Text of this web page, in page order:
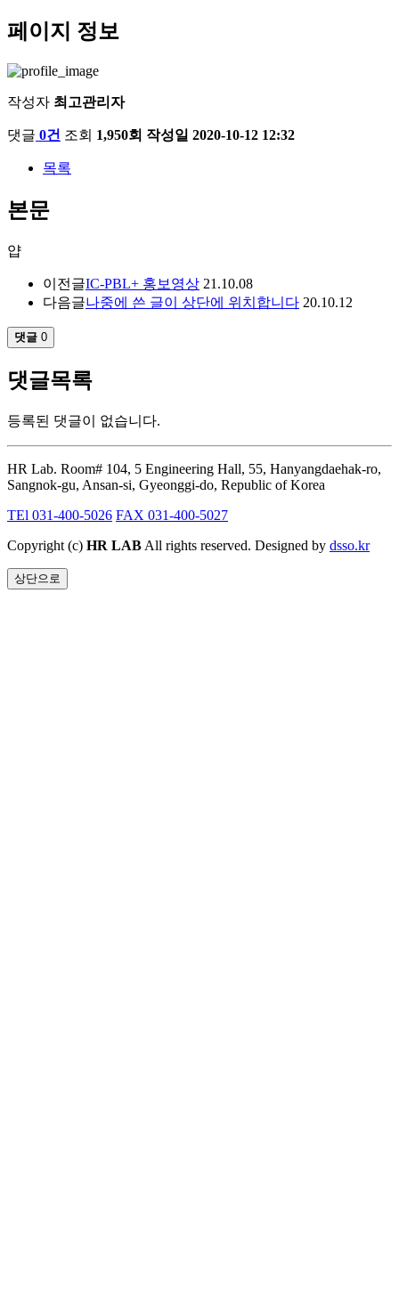
페이지 정보
작성자 최고관리자
댓글 0건 조회 1,950회 작성일 2020-10-12 12:32
목록
본문
얍
이전글IC-PBL+ 홍보영상 21.10.08
다음글나중에 쓴 글이 상단에 위치합니다 20.10.12
댓글 0
댓글목록
등록된 댓글이 없습니다.
HR Lab. Room# 104, 5 Engineering Hall, 55, Hanyangdaehak-ro,
Sangnok-gu, Ansan-si, Gyeonggi-do, Republic of Korea
TEl 031-400-5026 FAX 031-400-5027
Copyright (c) HR LAB All rights reserved. Designed by dsso.kr
상단으로